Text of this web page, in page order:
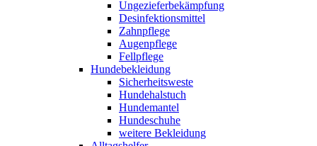
Ungezieferbekämpfung
Desinfektionsmittel
Zahnpflege
Augenpflege
Fellpflege
Hundebekleidung
Sicherheitsweste
Hundehalstuch
Hundemantel
Hundeschuhe
weitere Bekleidung